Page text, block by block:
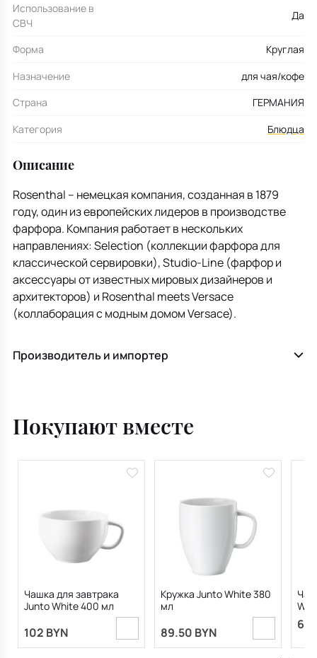
Использование в
СВЧ
Да
Форма
Круглая
Назначение
для чая/кофе
Страна
ГЕРМАНИЯ
Категория
Блюдца
Описание
Rosenthal – немецкая компания, созданная в 1879
году, один из европейских лидеров в производстве
фарфора. Компания работает в нескольких
направлениях: Selection (коллекции фарфора для
классической сервировки), Studio-Line (фарфор и
аксессуары от известных мировых дизайнеров и
архитекторов) и Rosenthal meets Versace
(коллаборация с модным домом Versace).
Производитель и импортер
Покупают вместе
Чашка для завтрака
Junto White 400 мл
102 BYN
Кружка Junto White 380
мл
89.50 BYN
69